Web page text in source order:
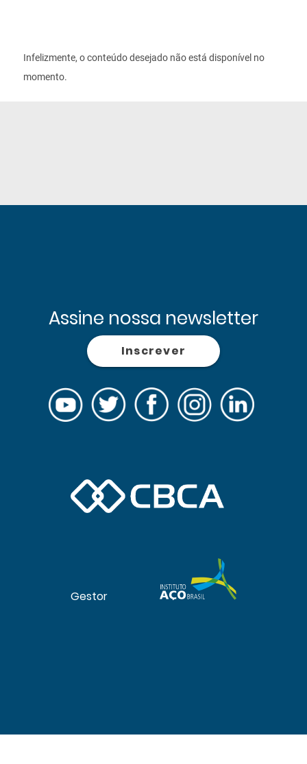
Infelizmente, o conteúdo desejado não está disponível no
momento.
Gestor
Assine nossa newsletter
Inscrever